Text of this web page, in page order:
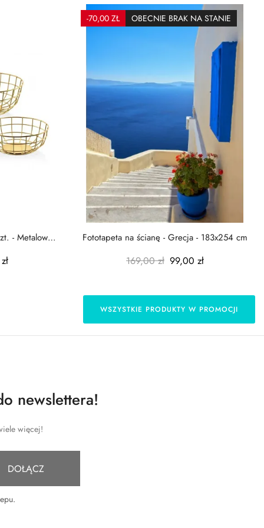
- Metalowe
-70,00 ZŁ OBECNIE BRAK NA STANIE
Fototapeta na ścianę - Grecja - 183x254 cm
169,00 zł 99,00 zł
WSZYSTKIE PRODUKTY W PROMOCJI
newslettera!
więcej!
DOŁĄCZ
.